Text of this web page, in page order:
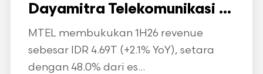
Dayamitra Telekomunikasi ...
MTEL membukukan 1H26 revenue
sebesar IDR 4.69T (+2.1% YoY), setara
dengan 48.0% dari es...